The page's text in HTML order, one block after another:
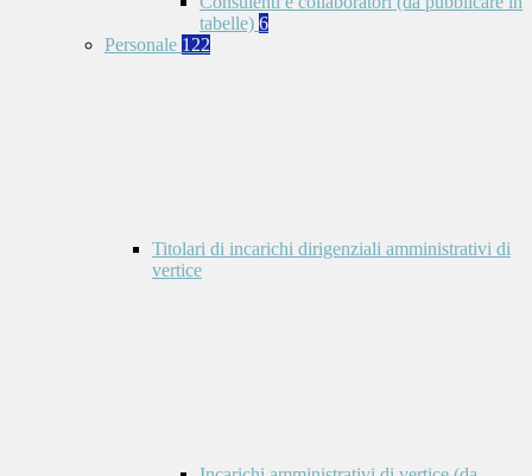
tabelle) 6
Personale 122
Titolari di incarichi dirigenziali amministrativi di
vertice